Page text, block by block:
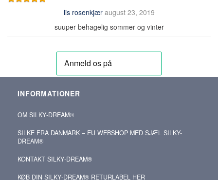
lis rosenkjær august 23, 2019
suuper behagelig sommer og vinter
INFORMATIONER
OM SILKY‑DREAM®
SILKE FRA DANMARK – EU WEBSHOP MED SJÆL SILKY-
DREAM®
KONTAKT SILKY‑DREAM®
KØB DIN SILKY‑DREAM® RETURLABEL HER